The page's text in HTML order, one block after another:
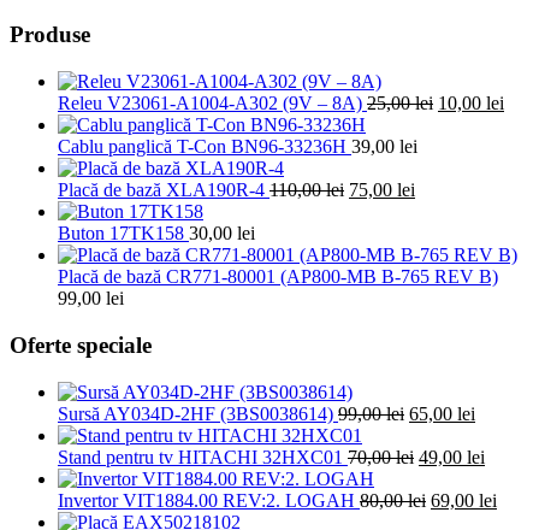
Produse
Releu V23061-A1004-A302 (9V – 8A) 25,00lei Prețul
10,00 lei
Cablu panglică T-Con BN96-33236H 39,00 lei
Placă de bază XLA190R-4 110,00lei Prețul
fost:
110,00 lei.
75,00 lei
75,00 lei.
Buton 17TK158 30,00 lei
Placă de bază CR771-80001 (AP800-MB B-765 REV B)
99,00 lei
Oferte speciale
Sursă AY034D-2HF (3BS0038614) 99,00lei Prețul
a
99,00 lei.
65,00 lei
este:
Stand pentru tv HITACHI 32HXC01 70,00lei Prețul
a
49,00 lei
este:
Invertor VIT1884.00 REV:2. LOGAH 80,00lei Prețul
69,00 lei